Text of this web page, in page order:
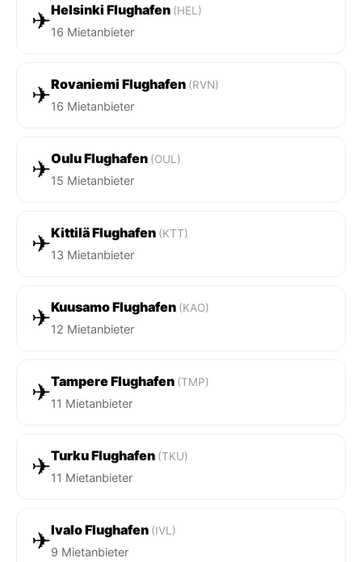
✈Helsinki Flughafen (HEL)
16 Mietanbieter
✈Rovaniemi Flughafen (RVN)
16 Mietanbieter
✈Oulu Flughafen (OUL)
15 Mietanbieter
✈Kittilä Flughafen (KTT)
13 Mietanbieter
✈Kuusamo Flughafen (KAO)
12 Mietanbieter
✈Tampere Flughafen (TMP)
11 Mietanbieter
✈Turku Flughafen (TKU)
11 Mietanbieter
✈Ivalo Flughafen (IVL)
9 Mietanbieter